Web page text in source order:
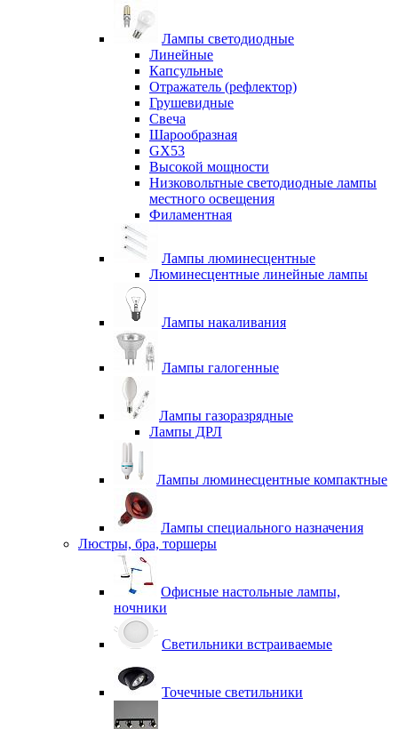
Лампы светодиодные
Линейные
Капсульные
Отражатель (рефлектор)
Грушевидные
Свеча
Шарообразная
GX53
Высокой мощности
Низковольтные светодиодные лампы
местного освещения
Филаментная
Лампы люминесцентные
Люминесцентные линейные лампы
Лампы накаливания
Лампы галогенные
Лампы газоразрядные
Лампы ДРЛ
Лампы люминесцентные компактные
Лампы специального назначения
Люстры, бра, торшеры
Офисные настольные лампы,
ночники
Светильники встраиваемые
Точечные светильники